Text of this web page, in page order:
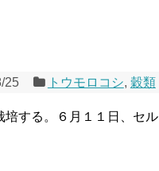
25 トウモロコシ, 穀類
培する。６月１１日、セル